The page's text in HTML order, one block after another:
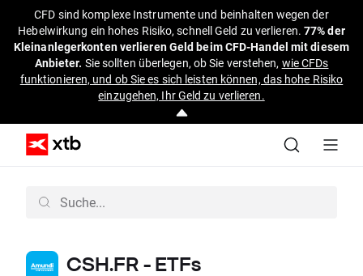
CFD sind komplexe Instrumente und beinhalten wegen der
Hebelwirkung ein hohes Risiko, schnell Geld zu verlieren.77% der
Kleinanlegerkonten verlieren Geld beim CFD-Handel mit diesem
Anbieter. Sie sollten überlegen, ob Sie verstehen, wie CFDs
funktionieren, und ob Sie es sich leisten können, das hohe Risiko
einzugehen, Ihr Geld zu verlieren.
CSH.FR - ETFs